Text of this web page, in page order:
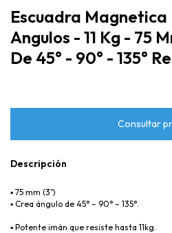
Escuadra Magnetica
Angulos - 11 Kg - 75
De 45° - 90° - 135°
Descripción
▪️ 75 mm (3″)
▪️ Crea ángulo de 45° – 90° – 135°.
▪️ Potente imán que resiste hasta 11kg.